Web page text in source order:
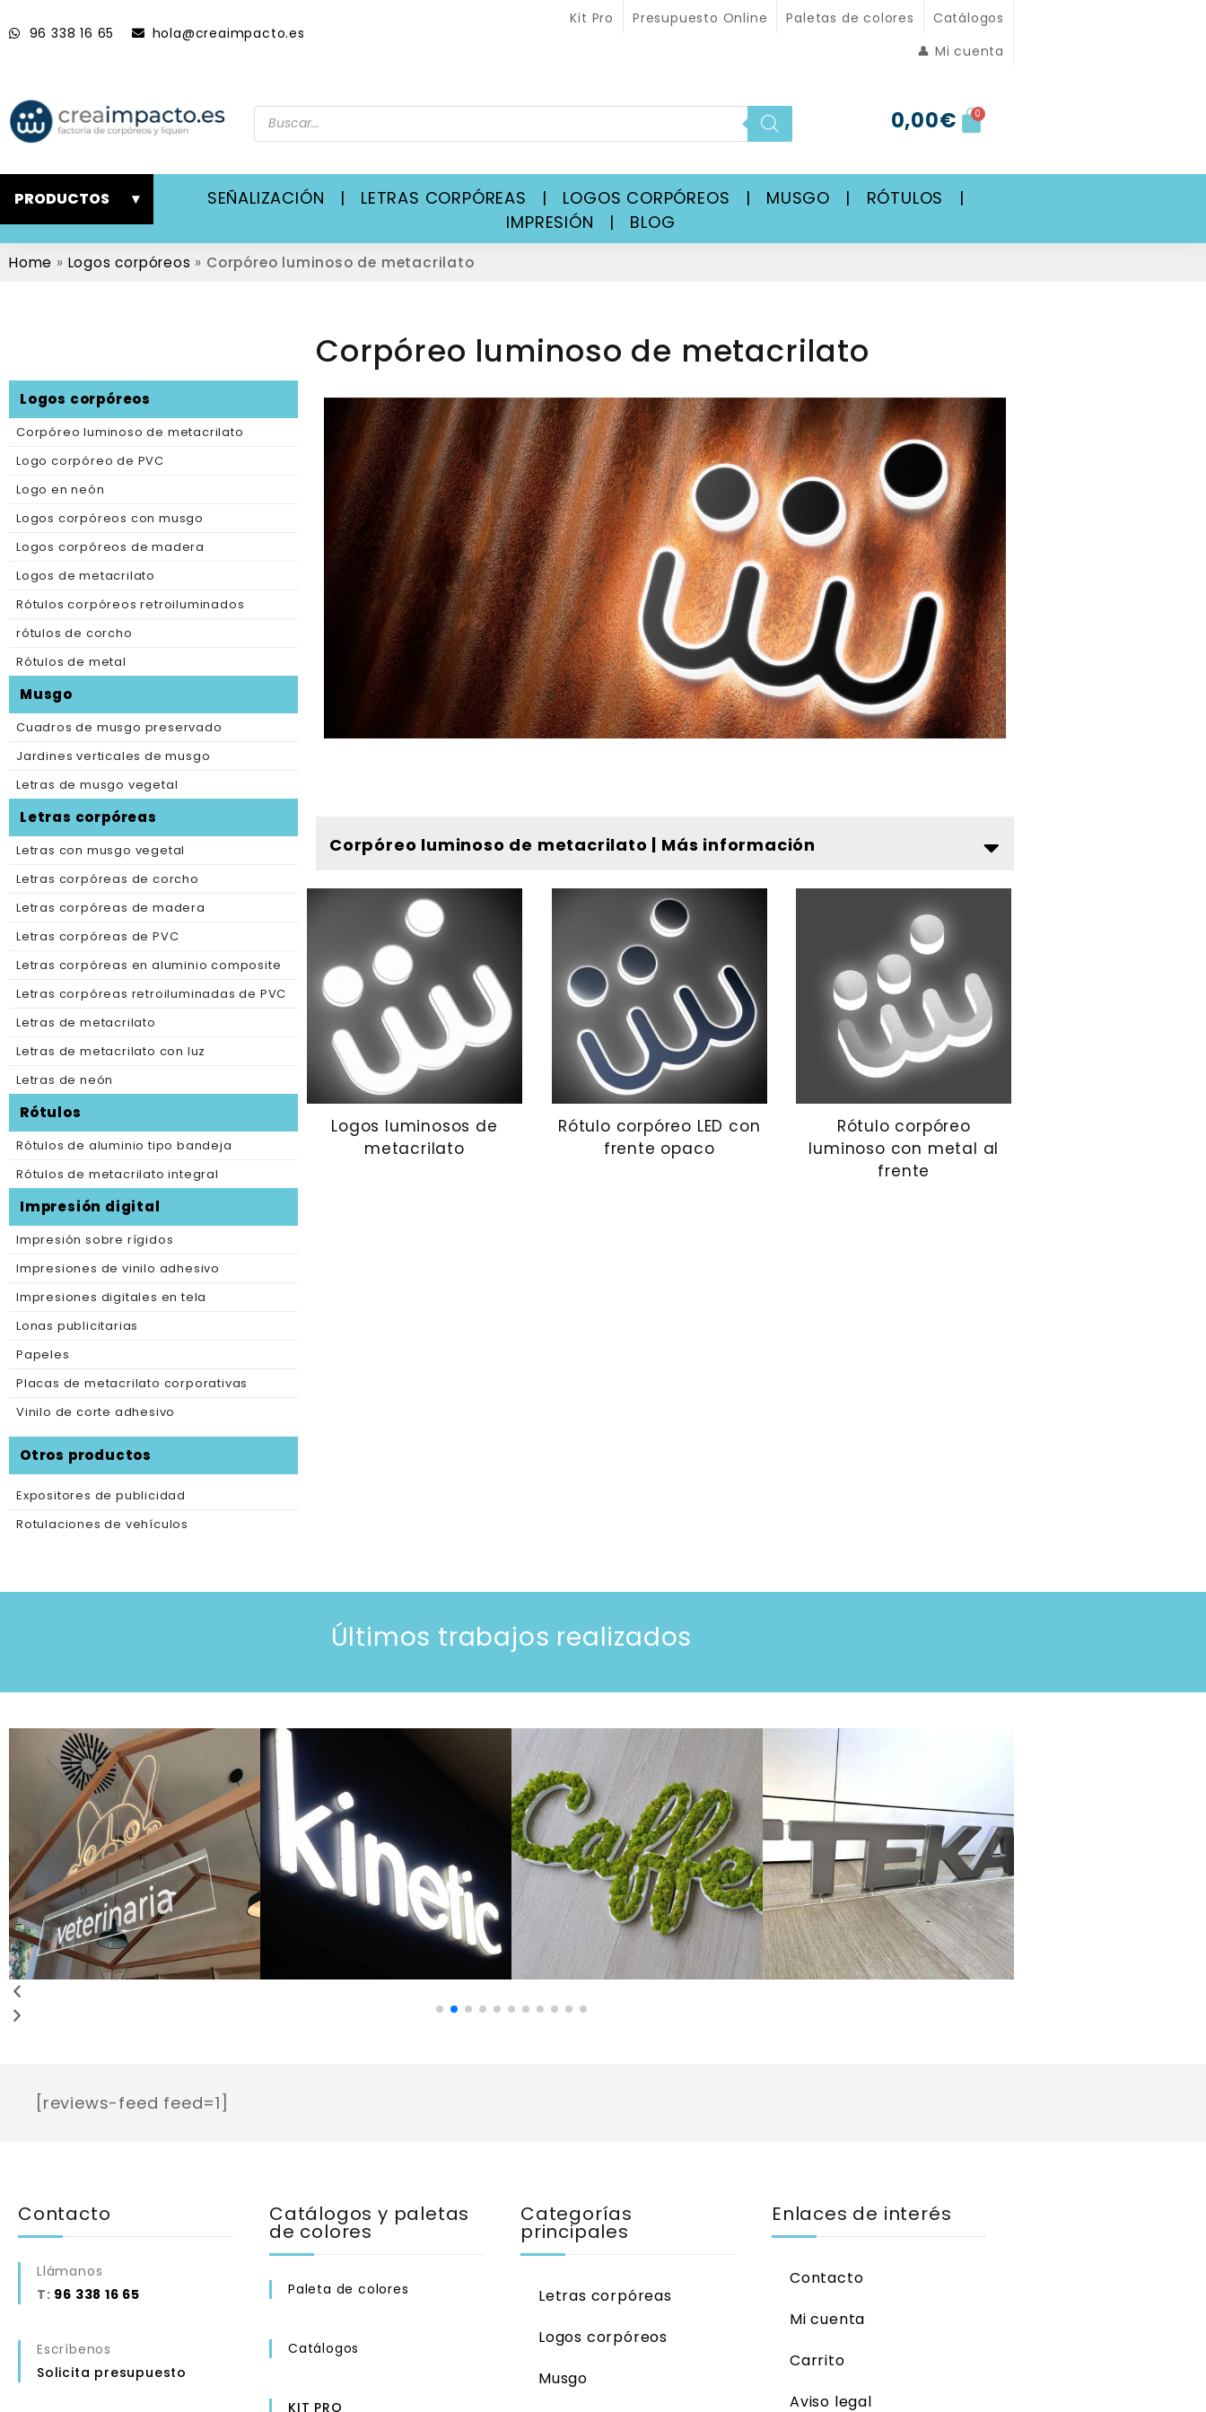
96 338 16 65 hola@creaimpacto.es
Kit Pro Presupuesto Online Paletas de colores
Catálogos
👤 Mi cuenta
0,00€ 0
PRODUCTOS ▾ SEÑALIZACIÓN | LETRAS CORPÓREAS | LOGOS CORPÓREOS | MUSGO | RÓTULOS |
IMPRESIÓN | BLOG
Home » Logos corpóreos » Corpóreo luminoso de metacrilato
Logos corpóreos
Corpóreo luminoso de metacrilato
Logo corpóreo de PVC
Logo en neón
Logos corpóreos con musgo
Logos corpóreos de madera
Logos de metacrilato
Rótulos corpóreos retroiluminados
rótulos de corcho
Rótulos de metal
Musgo
Cuadros de musgo preservado
Jardines verticales de musgo
Letras de musgo vegetal
Letras corpóreas
Letras con musgo vegetal
Letras corpóreas de corcho
Letras corpóreas de madera
Letras corpóreas de PVC
Letras corpóreas en aluminio composite
Letras corpóreas retroiluminadas de PVC
Letras de metacrilato
Letras de metacrilato con luz
Letras de neón
Rótulos
Rótulos de aluminio tipo bandeja
Rótulos de metacrilato integral
Impresión digital
Impresión sobre rígidos
Impresiones de vinilo adhesivo
Impresiones digitales en tela
Lonas publicitarias
Papeles
Placas de metacrilato corporativas
Vinilo de corte adhesivo
Otros productos
Expositores de publicidad
Rotulaciones de vehículos
Corpóreo luminoso de metacrilato
Corpóreo luminoso de metacrilato | Más información
Logos luminosos de
metacrilato
Rótulo corpóreo LED con
frente opaco
Rótulo corpóreo
luminoso con metal al
frente
Últimos trabajos realizados
[reviews-feed feed=1]
Contacto
Llámanos
T: 96 338 16 65
Escríbenos
Solicita presupuesto
Catálogos y paletas
de colores
Paleta de colores
Catálogos
KIT PRO
Categorías
principales
Letras corpóreas
Logos corpóreos
Musgo
Enlaces de interés
Contacto
Mi cuenta
Carrito
Aviso legal